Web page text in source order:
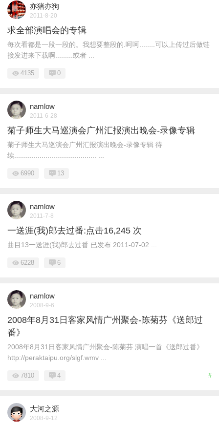
亦猪亦狗
2011-8-20
求全部演唱会的专辑
每次看都是一段一段的。我想要整段的.呵呵........可以上传过后做链
接发进来下载啊.........或者 ...
4135 0
namlow
2011-6-28
菊子师生大马巡演会广州汇报演出晚会-录像专辑
菊子师生大马巡演会广州汇报演出晚会-录像专辑 待
续.......................................... ...
6990 13
namlow
2011-7-8
一送涯(我)郎去过番:点击16,245 次
曲目13一送涯(我)郎去过番 已发布 2011-07-02 ...
6228 6
namlow
2008-9-6
2008年8月31日客家风情广州聚会-陈菊芬《送郎过
番》
2008年8月31日客家风情广州聚会-陈菊芬 演唱一首《送郎过番》
http://peraktaipu.org/slgf.wmv ...
#
7810 4
大河之源
2008-9-12